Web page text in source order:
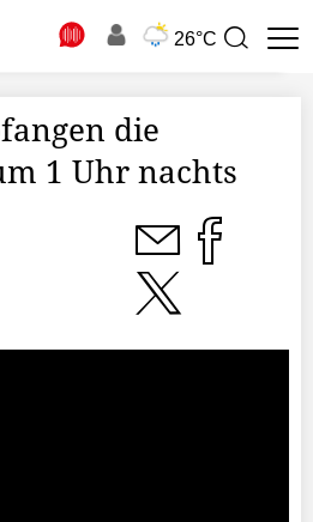
26°C
Suchbegriff
die
1 Uhr nachts